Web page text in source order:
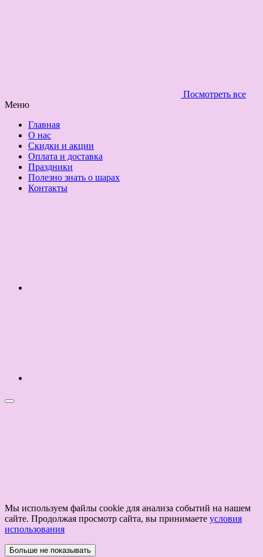
Посмотреть все
Меню
Главная
О нас
Скидки и акции
Оплата и доставка
Праздники
Полезно знать о шарах
Контакты
Мы используем файлы cookie для анализа событий на нашем
сайте. Продолжая просмотр сайта, вы принимаете условия
использования
Больше не показывать